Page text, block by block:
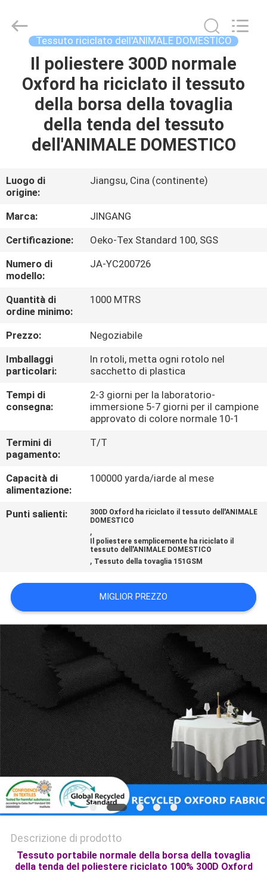
CASA
PRODOTTI
CIRCA
GIRO
DELLA
FABBRICA
CONTROLLO
DI
QUALITÀ
CONTATTICI
NOTIZIE
NEWS
PRIVACY
POLICY
Textile
Co.,Ltd.
Tessuto riciclato dell'ANIMALE DOMESTICO
Il poliestere 300D normale
Oxford ha riciclato il tessuto
della borsa della tovaglia
della tenda del tessuto
dell'ANIMALE DOMESTICO
Luogo di
origine:
Jiangsu, Cina (continente)
Marca:
JINGANG
Certificazione:
Oeko-Tex Standard 100, SGS
Numero di
modello:
JA-YC200726
Quantità di
ordine minimo:
1000 MTRS
Prezzo:
Negoziabile
Imballaggi
particolari:
In rotoli, metta ogni rotolo nel
sacchetto di plastica
Tempi di
consegna:
2-3 giorni per la laboratorio-
immersione 5-7 giorni per il campione
approvato di colore normale 10-1
Termini di
pagamento:
T/T
Capacità di
alimentazione:
100000 yarda/iarde al mese
Punti salienti:
300D Oxford ha riciclato il tessuto dell'ANIMALE
DOMESTICO
,
Il poliestere semplicemente ha riciclato il
tessuto dell'ANIMALE DOMESTICO
, Tessuto della tovaglia 151GSM
MIGLIOR PREZZO
Descrizione di prodotto
Tessuto portabile normale della borsa della tovaglia
della tenda del poliestere riciclato 100% 300D Oxford